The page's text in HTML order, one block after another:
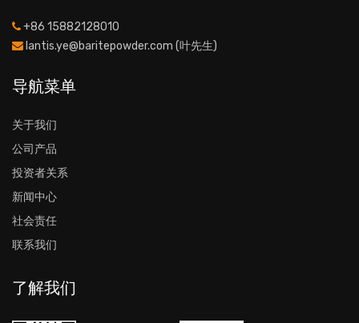
+86 15882128010
lantis.ye@baritepowder.com (叶先生)
导航菜单
关于我们
公司产品
投资者关系
新闻中心
社会责任
联系我们
了解我们